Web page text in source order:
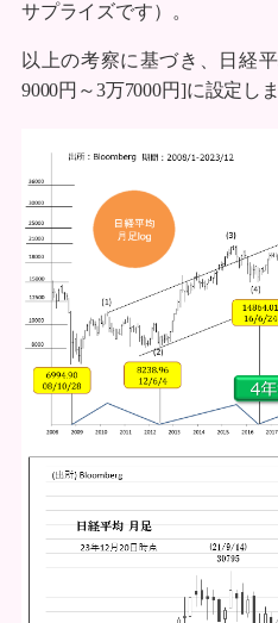
サプライズです）。
以上の考察に基づき、日経
9000円～3万7000円]に設定しま